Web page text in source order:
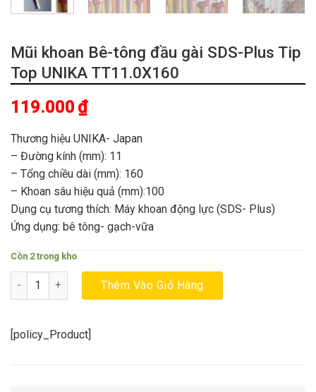
Mũi khoan Bê-tông đầu gài SDS-Plus Tip
Top UNIKA TT11.0X160
119.000 ₫
Thương hiệu UNIKA- Japan
– Đường kính (mm): 11
– Tổng chiều dài (mm): 160
– Khoan sâu hiệu quả (mm):100
Dụng cụ tương thích: Máy khoan động lực (SDS- Plus)
Ứng dụng: bê tông- gạch-vữa
Còn 2 trong kho
Mũi khoan Bê-tông đầu gài SDS-Plus Tip Top UNIKA
Thêm Vào Giỏ Hàng
[policy_Product]